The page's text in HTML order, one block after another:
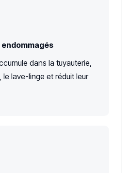
dans la tuyauterie,
lave-linge et réduit leur